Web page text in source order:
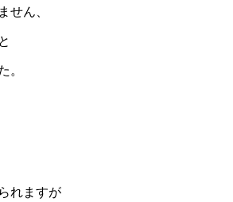
せん、
。
れますが